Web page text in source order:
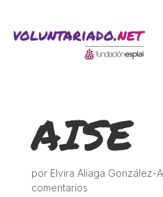
AISE
por Elvira Aliaga González-
comentarios
MÓN
ALBERG